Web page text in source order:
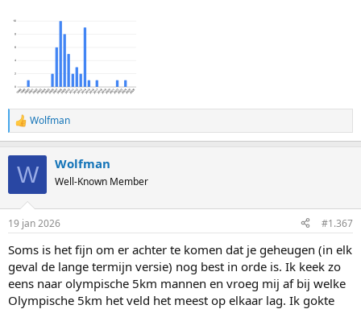
R
e
c
s
Wolfman
W Wolfman
Well-Known Member
19 jan 2026 #1.367
Soms is het fijn om er achter te komen dat je geheugen (in elk
geval de lange termijn versie) nog best in orde is. Ik keek zo
eens naar olympische 5km mannen en vroeg mij af bij welke
Olympische 5km het veld het meest op elkaar lag. Ik gokte